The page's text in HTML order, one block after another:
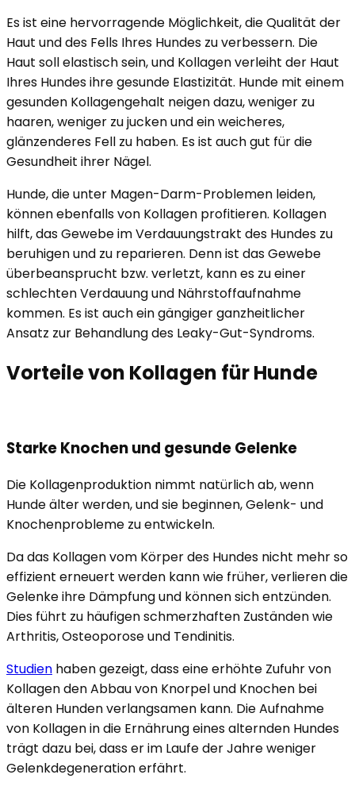
Es ist eine hervorragende Möglichkeit, die Qualität der
Haut und des Fells Ihres Hundes zu verbessern. Die
Haut soll elastisch sein, und Kollagen verleiht der Haut
Ihres Hundes ihre gesunde Elastizität. Hunde mit einem
gesunden Kollagengehalt neigen dazu, weniger zu
haaren, weniger zu jucken und ein weicheres,
glänzenderes Fell zu haben. Es ist auch gut für die
Gesundheit ihrer Nägel.
Hunde, die unter Magen-Darm-Problemen leiden,
können ebenfalls von Kollagen profitieren. Kollagen
hilft, das Gewebe im Verdauungstrakt des Hundes zu
beruhigen und zu reparieren. Denn ist das Gewebe
überbeansprucht bzw. verletzt, kann es zu einer
schlechten Verdauung und Nährstoffaufnahme
kommen. Es ist auch ein gängiger ganzheitlicher
Ansatz zur Behandlung des Leaky-Gut-Syndroms.
Vorteile von Kollagen für Hunde
Starke Knochen und gesunde Gelenke
Die Kollagenproduktion nimmt natürlich ab, wenn
Hunde älter werden, und sie beginnen, Gelenk- und
Knochenprobleme zu entwickeln.
Da das Kollagen vom Körper des Hundes nicht mehr so
effizient erneuert werden kann wie früher, verlieren die
Gelenke ihre Dämpfung und können sich entzünden.
Dies führt zu häufigen schmerzhaften Zuständen wie
Arthritis, Osteoporose und Tendinitis.
Studien haben gezeigt, dass eine erhöhte Zufuhr von
Kollagen den Abbau von Knorpel und Knochen bei
älteren Hunden verlangsamen kann. Die Aufnahme
von Kollagen in die Ernährung eines alternden Hundes
trägt dazu bei, dass er im Laufe der Jahre weniger
Gelenkdegeneration erfährt.